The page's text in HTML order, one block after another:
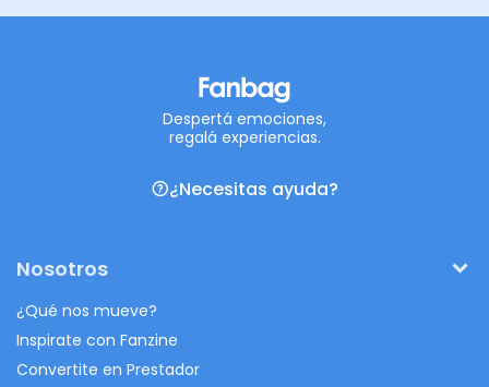
Despertá emociones,
regalá experiencias.
¿Necesitas ayuda?
Nosotros
¿Qué nos mueve?
Inspirate con Fanzine
Convertite en Prestador